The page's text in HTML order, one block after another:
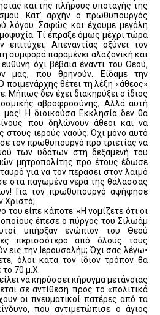
και της πλήρους υποταγής της
Κατ’ αρχήν ο πρωθυπουργός
λόγου. Σαφώς και έχουμε μεγάλη
Τί έπραξε όμως μέχρι τώρα
Απεναντίας οξύνει τον
συμφορά παραμένει αλαζονική και
όχι βέβαια έναντι του Θεού,
μας, που θρηνούν. Είδαμε την
θέτει τη λέξη «άθεος»
Μήπως δεν έχει διακηρύξει ο ίδιος
αβροφροσύνης; Αλλά αυτή
μας! Η διοικούσα Εκκλησία δεν θα
που δηλώνουν άθεοι και να
στους ιερούς ναούς; Όχι μόνο αυτό
τον πρωθυπουργό προ τριετίας να
των υδάτων στη δεξαμενή του
μητροπολίτης προ έτους έδωσε
για να τον περάσει στον λαιμό
στα παγωμένα νερά της θάλασσας
Για τον πρωθυπουργό αψήφησε
Χριστό;
του είπε κάποτε: «Η νομίζετε ότι οι
έπεσε ο πύργος του Σιλωάμ
υπήρξαν ενώπιον του Θεού
περισσότερο από όλους τους
εις την Ιερουσαλήμ; Όχι σας λέγω•
όλοι κατά τον ίδιον τρόπον θα
70 μ.Χ.
να κηρύσσει κήρυγμα μετάνοιας
σε αντίθεση προς το «πολιτικά
οι πνευματικοί πατέρες από τα
που αντιμετώπισε ο άγιος